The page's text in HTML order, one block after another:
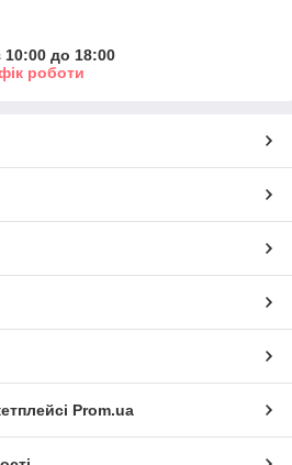
10:00 до 18:00
роботи
Prom.ua